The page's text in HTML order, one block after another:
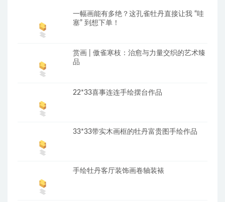
一幅画能有多绝？这孔雀牡丹直接让我 “哇
塞” 到想下单！
赏画 | 傲雀寒枝：治愈与力量交织的艺术臻
品
22*33喜事连连手绘摆台作品
33*33带实木画框的牡丹富贵图手绘作品
手绘牡丹客厅装饰画卷轴装裱